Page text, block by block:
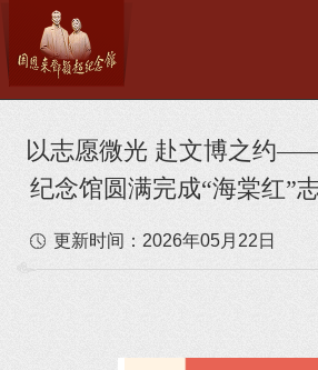
以志愿微光 赴文博之约
纪念馆圆满完成“海棠红”
更新时间： 2026年05月22日